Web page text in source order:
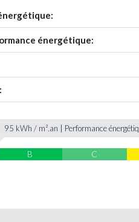
énergétique:
95 kWh / m².an | Performance
B C